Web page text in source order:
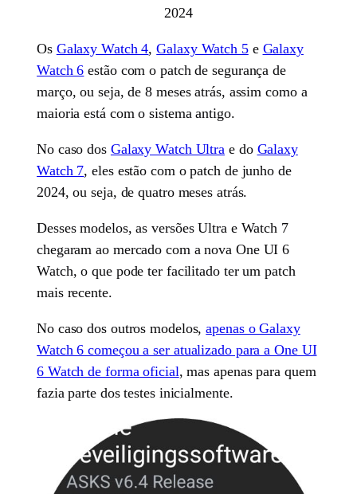
2024
Os Galaxy Watch 4,Galaxy Watch 5e Galaxy
Watch 6 estão com o patch de segurança de
março, ou seja, de 8 meses atrás, assim como a
maioria está com o sistema antigo.
No caso dos Galaxy Watch Ultra e do Galaxy
Watch 7, eles estão com o patch de junho de
2024, ou seja, de quatro meses atrás.
Desses modelos, as versões Ultra e Watch 7
chegaram ao mercado com a nova One UI 6
Watch, o que pode ter facilitado ter um patch
mais recente.
No caso dos outros modelos,apenas o Galaxy
Watch 6 começou a ser atualizado para a One UI
6 Watch de forma oficial, mas apenas para quem
fazia parte dos testes inicialmente.